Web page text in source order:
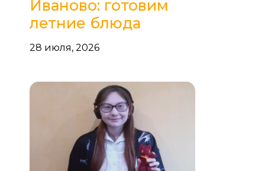
Иваново: готовим
летние блюда
28 июля, 2026